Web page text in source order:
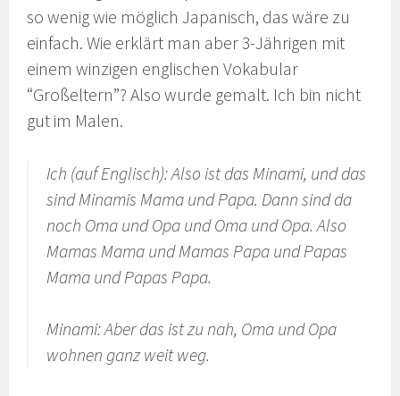
so wenig wie möglich Japanisch, das wäre zu
einfach. Wie erklärt man aber 3-Jährigen mit
einem winzigen englischen Vokabular
“Großeltern”? Also wurde gemalt. Ich bin nicht
gut im Malen.
Ich (auf Englisch): Also ist das Minami, und das
sind Minamis Mama und Papa. Dann sind da
noch Oma und Opa und Oma und Opa. Also
Mamas Mama und Mamas Papa und Papas
Mama und Papas Papa.
Minami: Aber das ist zu nah, Oma und Opa
wohnen ganz weit weg.